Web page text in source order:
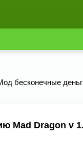
бесконечные
Mad Dragon v